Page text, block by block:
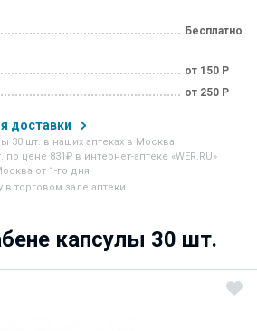
Бесплатно
от 150 Р
от 250 Р
доставки
30 шт. в наших аптеках в Москва
цене 831₽ в интернет-аптеке «WER.RU»
от 1-го дня
в торговом зале аптеки
капсулы 30 шт.